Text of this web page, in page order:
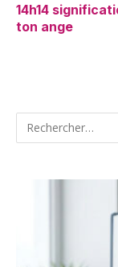
14h14
ton ange